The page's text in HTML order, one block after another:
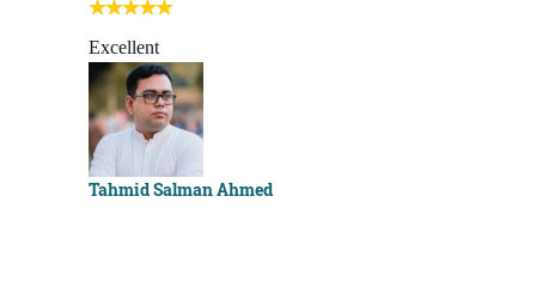
Excellent
Tahmid Salman Ahmed